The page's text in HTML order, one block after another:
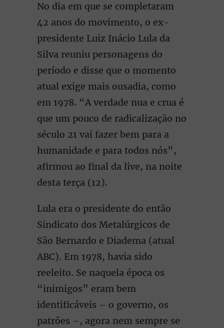
No dia em que se completaram
42 anos do movimento, o ex-
presidente Luiz Inácio Lula da
Silva reuniu personagens do
período e disse que o momento
atual exige mais ousadia, como
em 1978. “A verdade nua e crua é
que um pouco de radicalização no
século 21 vai fazer bem para a
humanidade e para todos nós”,
afirmou ao final da live, na noite
desta terça (12).
Lula era o presidente do então
Sindicato dos Metalúrgicos de
São Bernardo e Diadema (atual
ABC). Em 1978, havia sido
reeleito. Se naquela época os
“inimigos” eram bem
identificáveis – o governo, os
patrões –, agora nem sempre se